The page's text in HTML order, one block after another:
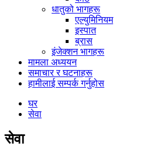
धातुको भागहरू
एल्युमिनियम
इस्पात
ब्रास
इंजेक्शन भागहरू
मामला अध्ययन
समाचार र घटनाहरू
हामीलाई सम्पर्क गर्नुहोस
घर
सेवा
सेवा